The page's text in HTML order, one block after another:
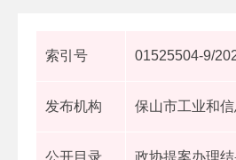
索引号 01525504-9/
发布机构 保山市工业和
公开目录 政协提案办理